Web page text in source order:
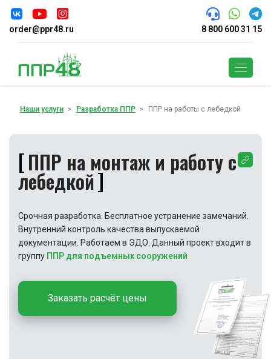
order@ppr48.ru 8 800 600 31 15
Наши услуги Разработка ППР ППР на работы с лебедкой
ППР на монтаж и работу с
лебедкой
Срочная разработка. Бесплатное устранение замечаний.
Внутренний контроль качества выпускаемой
документации. Работаем в ЭДО. Данный проект входит в
группу ППР для подъемных сооружений
Заказать расчёт цены